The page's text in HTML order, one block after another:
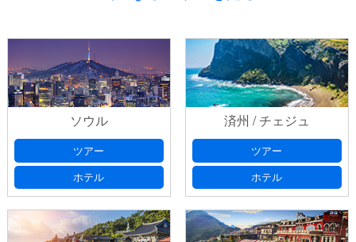
ソウル
ツアー
ホテル
済州 / チェジュ
ツアー
ホテル